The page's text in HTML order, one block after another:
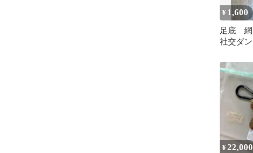
¥ 1,600
足底
社交ダ
シュ
¥22,000